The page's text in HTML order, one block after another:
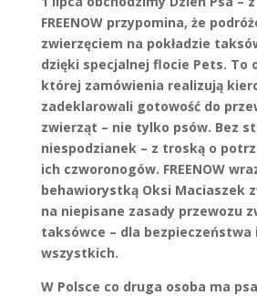
FREENOW przypomina, że
zwierzęciem na pokładzie
dzięki specjalnej flocie Pets. To
której zamówienia realizują
zadeklarowali gotowość do
zwierząt – nie tylko psów. Bez
niespodzianek – z troską o
ich czworonogów. FREENOW
behawiorystką Oksi Maciaszek
na niepisane zasady przewozu
taksówce – dla
wszystkich.
W Polsce co druga osoba ma